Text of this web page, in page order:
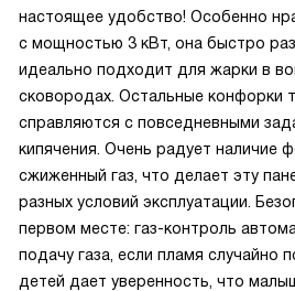
настоящее удобство! Особенно
с мощностью 3 кВт, она быстро
идеально подходит для жарки в
сковородах. Остальные конфорки
справляются с повседневными
кипячения. Очень радует наличие
сжиженный газ, что делает эту
разных условий эксплуатации.
первом месте: газ-контроль
подачу газа, если пламя случайно
детей дает уверенность, что